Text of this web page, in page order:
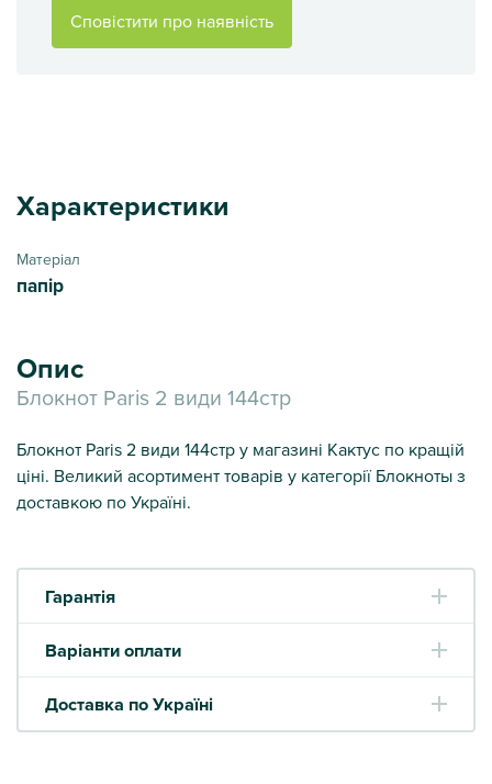
Сповістити про наявність
Характеристики
Матеріал
папір
Опис
Блокнот Paris 2 види 144стр
Блокнот Paris 2 види 144стр у магазині Кактус по кращій
ціні. Великий асортимент товарів у категорії Блокноты з
доставкою по Україні.
Гарантія
Варіанти оплати
Доставка по Україні